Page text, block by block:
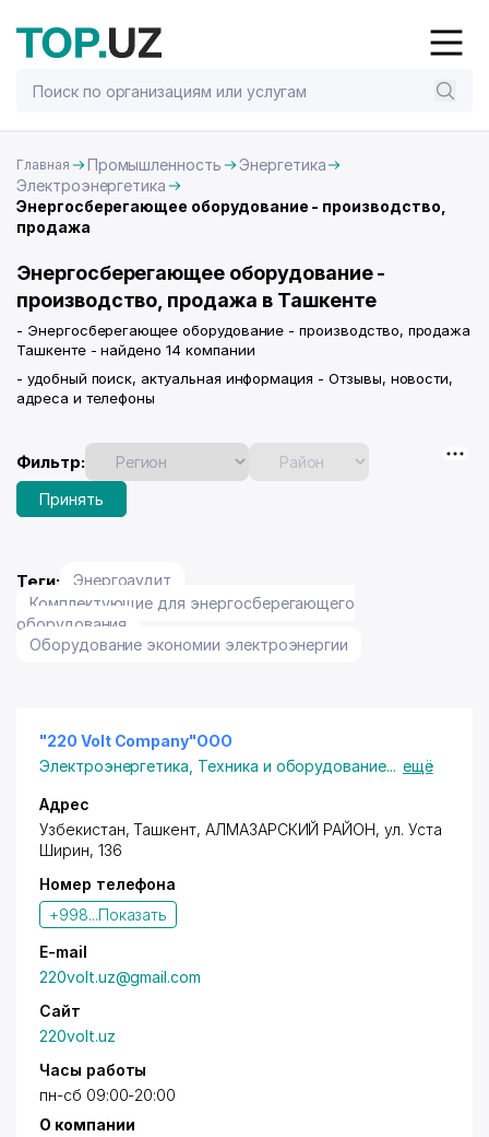
Главная Промышленность
Энергетика
Электроэнергетика
Энергосберегающее оборудование - производство,
продажа
Энергосберегающее оборудование -
производство, продажа в Ташкенте
- Энергосберегающее оборудование - производство, продажа
Ташкенте - найдено 14 компании
- удобный поиск, актуальная информация - Отзывы, новости,
адреса и телефоны
Фильтр:
Принять
Теги:
Энергоаудит
Комплектующие для энергосберегающего
оборудования
Оборудование экономии электроэнергии
"220 Volt Company"OOO
Электроэнергетика Техника и оборудование... ещё
Адрес
Узбекистан,Ташкент, АЛМАЗАРСКИЙ РАЙОН,ул. Уста
Ширин, 136
Номер телефона
+998...Показать
E-mail
220volt.uz@gmail.com
Сайт
220volt.uz
Часы работы
пн-сб 09:00-20:00
О компании